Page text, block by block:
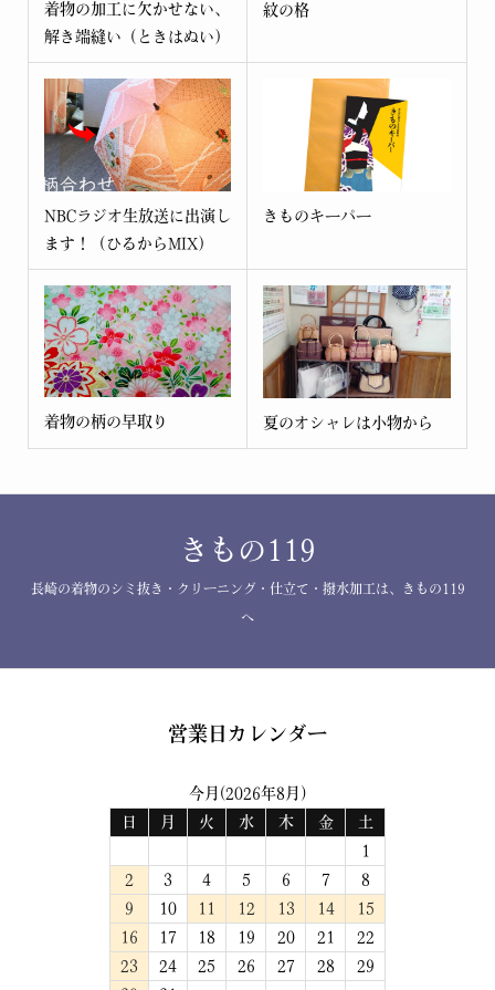
着物の加工に欠かせない、
解き端縫い（ときはぬい）
紋の格
NBCラジオ生放送に出演し
ます！（ひるからMIX）
きものキーパー
着物の柄の早取り 夏のオシャレは小物から
きもの119
長崎の着物のシミ抜き・クリーニング・仕立て・撥水加工は、きもの119
へ
営業日カレンダー
今月(2026年8月)
日
月 火 水 木 金
土
1
2
3 4 5 6 7
8
9
10 11 12 13 14
15
16
17 18 19 20 21
22
23
24 25 26 27 28
29